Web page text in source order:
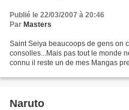
Publié le 22/03/2007 à 20:46
Par Masters
Saint Seiya beaucoops de gens on
consolles...Mais pas tout le monde
connu il reste un de mes Mangas
Naruto